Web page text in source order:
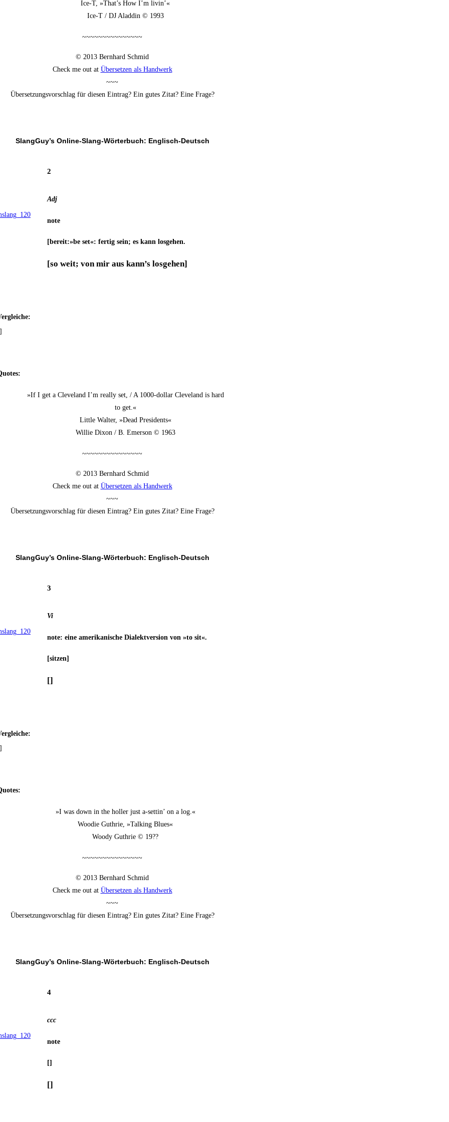
Ice‑T, »That’s How I’m livin’«
Ice‑T / DJ Alad­din © 1993
~~~~~~~~~~~~~~~
© 2013 Bern­hard Schmid
Check me out at Über­set­zen als Handwerk
~~~
Über­set­zungs­vor­schlag für die­sen Ein­trag? Ein gutes Zitat? Eine Frage?
SlangGuy’s Online-Slang-Wör­ter­buch: Englisch-Deutsch
2
Adj
note
[bereit:»be set«: fer­tig sein; es kann losgehen.
[so weit; von mir aus kann’s losgehen]
»If I get a Cleve­land I’m real­ly set, / A 1000-dol­lar Cleve­land is hard
to get.«
Litt­le Wal­ter, »Dead Presidents«
Wil­lie Dixon / B. Emer­son © 1963
~~~~~~~~~~~~~~~
© 2013 Bern­hard Schmid
Check me out at Über­set­zen als Handwerk
~~~
Über­set­zungs­vor­schlag für die­sen Ein­trag? Ein gutes Zitat? Eine Frage?
SlangGuy’s Online-Slang-Wör­ter­buch: Englisch-Deutsch
3
Vi
note: eine ame­ri­ka­ni­sche Dia­lekt­ver­si­on von »to sit«.
[sit­zen]
[]
»I was down in the hol­ler just a‑settin’ on a log.«
Woo­die Gut­hrie, »Tal­king Blues«
Woo­dy Gut­hrie © 19??
~~~~~~~~~~~~~~~
© 2013 Bern­hard Schmid
Check me out at Über­set­zen als Handwerk
~~~
Über­set­zungs­vor­schlag für die­sen Ein­trag? Ein gutes Zitat? Eine Frage?
SlangGuy’s Online-Slang-Wör­ter­buch: Englisch-Deutsch
4
ccc
note
[]
[]